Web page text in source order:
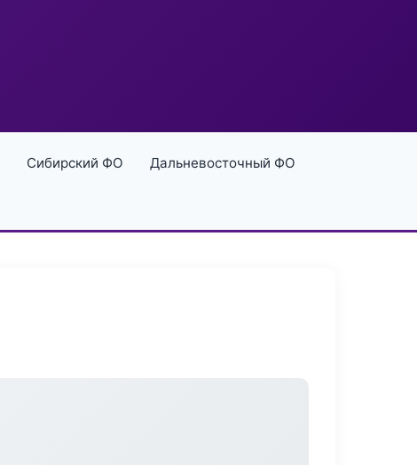
Сибирский ФО Дальневосточный ФО